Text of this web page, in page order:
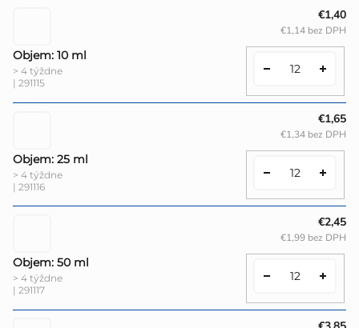
Objem: 10 ml
> 4 týždne
| 291115
€1,40
€1,14 bez DPH
Objem: 25 ml
> 4 týždne
| 291116
€1,65
€1,34 bez DPH
Objem: 50 ml
> 4 týždne
| 291117
€2,45
€1,99 bez DPH